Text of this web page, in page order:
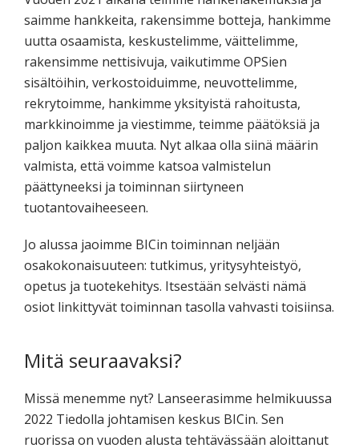
saimme hankkeita, rakensimme botteja, hankimme
uutta osaamista, keskustelimme, väittelimme,
rakensimme nettisivuja, vaikutimme OPSien
sisältöihin, verkostoiduimme, neuvottelimme,
rekrytoimme, hankimme yksityistä rahoitusta,
markkinoimme ja viestimme, teimme päätöksiä ja
paljon kaikkea muuta. Nyt alkaa olla siinä määrin
valmista, että voimme katsoa valmistelun
päättyneeksi ja toiminnan siirtyneen
tuotantovaiheeseen.
Jo alussa jaoimme BICin toiminnan neljään
osakokonaisuuteen: tutkimus, yritysyhteistyö,
opetus ja tuotekehitys. Itsestään selvästi nämä
osiot linkittyvät toiminnan tasolla vahvasti toisiinsa.
Mitä seuraavaksi?
Missä menemme nyt? Lanseerasimme helmikuussa
2022 Tiedolla johtamisen keskus BICin. Sen
ruorissa on vuoden alusta tehtävässään aloittanut